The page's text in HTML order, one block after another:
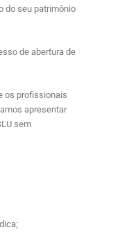
do seu patrimônio
de abertura de
os profissionais
apresentar
sem
;